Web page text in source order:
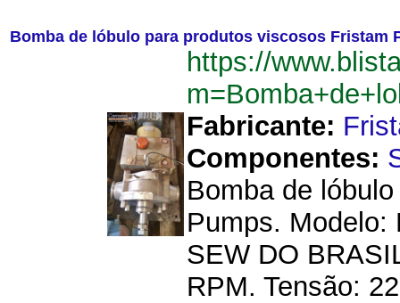
Bomba de lóbulo para produtos viscosos Fristam
https://
Fabricante:
Componentes:
Bomba de
Pumps. Modelo:
SEW DO
RPM. Tensão: